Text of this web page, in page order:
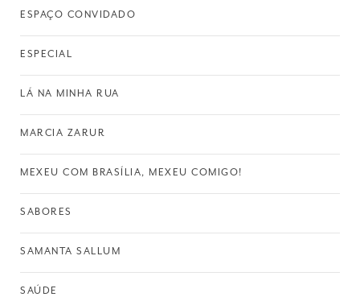
ESPAÇO CONVIDADO
ESPECIAL
LÁ NA MINHA RUA
MARCIA ZARUR
MEXEU COM BRASÍLIA, MEXEU COMIGO!
SABORES
SAMANTA SALLUM
SAÚDE